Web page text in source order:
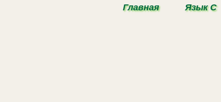
Главная Язык С